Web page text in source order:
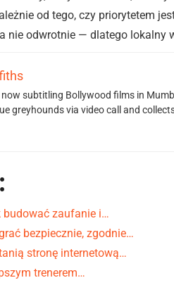
od tego, czy priorytetem
nie odwrotnie — dlatego
subtitling Bollywood films in
greyhounds via video call and
budować zaufanie i…
bezpiecznie, zgodnie…
stronę internetową…
trenerem…